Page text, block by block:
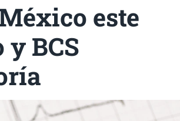
este
BCS